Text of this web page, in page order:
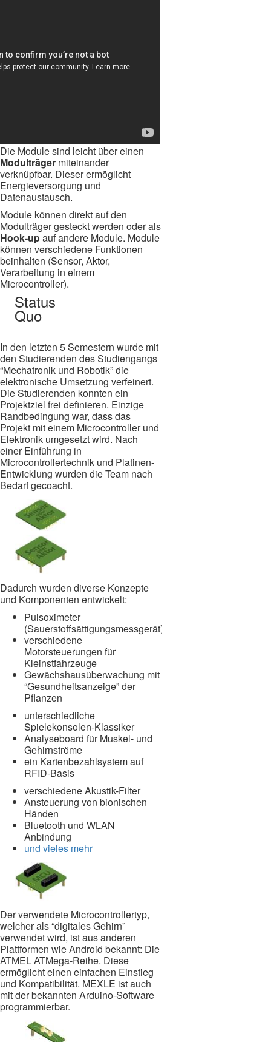
Die Module sind leicht über einen
Modulträger miteinander
verknüpfbar. Dieser ermöglicht
Energieversorgung und
Datenaustausch.
Module können direkt auf den
Modulträger gesteckt werden oder als
Hook-upauf andere Module. Module
können verschiedene Funktionen
beinhalten (Sensor, Aktor,
Verarbeitung in einem
Microcontroller).
Status
Quo
In den letzten 5 Semestern wurde mit
den Studierenden des Studiengangs
“Mechatronik und Robotik” die
elektronische Umsetzung verfeinert.
Die Studierenden konnten ein
Projektziel frei definieren. Einzige
Randbedingung war, dass das
Projekt mit einem Microcontroller und
Elektronik umgesetzt wird. Nach
einer Einführung in
Microcontrollertechnik und Platinen-
Entwicklung wurden die Team nach
Bedarf gecoacht.
Dadurch wurden diverse Konzepte
und Komponenten entwickelt:
Pulsoximeter
(Sauerstoffsättigungsmessgerät)
verschiedene
Motorsteuerungen für
Kleinstfahrzeuge
Gewächshausüberwachung mit
“Gesundheitsanzeige” der
Pflanzen
unterschiedliche
Spielekonsolen-Klassiker
Analyseboard für Muskel- und
Gehirnströme
ein Kartenbezahlsystem auf
RFID-Basis
verschiedene Akustik-Filter
Ansteuerung von bionischen
Händen
Bluetooth und WLAN
Anbindung
und vieles mehr
Der verwendete Microcontrollertyp,
welcher als “digitales Gehirn”
verwendet wird, ist aus anderen
Plattformen wie Android bekannt: Die
ATMEL ATMega-Reihe. Diese
ermöglicht einen einfachen Einstieg
und Kompatibilität. MEXLE ist auch
mit der bekannten Arduino-Software
programmierbar.